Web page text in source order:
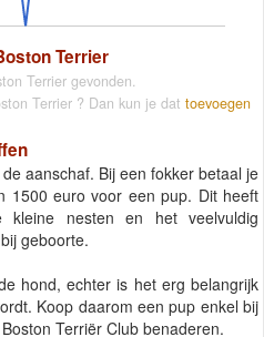
Terrier
Terrier gevonden.
Terrier ? Dan kun je dat toevoegen
aanschaf. Bij een fokker betaal je
1500 euro voor een pup. Dit heeft
nesten en het veelvuldig
geboorte.
hond, echter is het erg belangrijk
Koop daarom een pup enkel bij
Terriër Club benaderen.